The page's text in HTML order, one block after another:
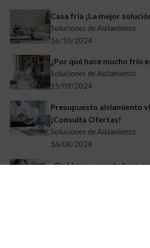
Casa fría ¡La mejor
Soluciones de Aislamiento
16/10/2024
¿Por qué hace mucho frío
Soluciones de Aislamiento
15/09/2024
Presupuesto aislamiento
¡Consulta Ofertas!
Soluciones de Aislamiento
16/08/2024
¿Qué hacer cuando hace